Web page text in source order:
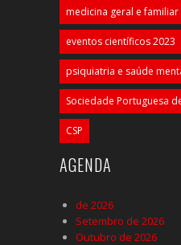
medicina geral e familiar
eventos científicos 2023
psiquiatria e saúde
Sociedade Portuguesa
CSP
AGENDA
de 2026
Setembro de 2026
Outubro de 2026